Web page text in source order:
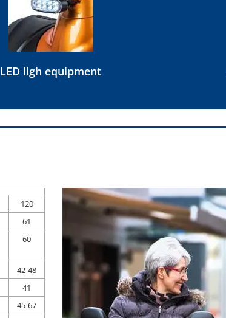
LED ligh equipment
120
61
60
42-48
41
45-67